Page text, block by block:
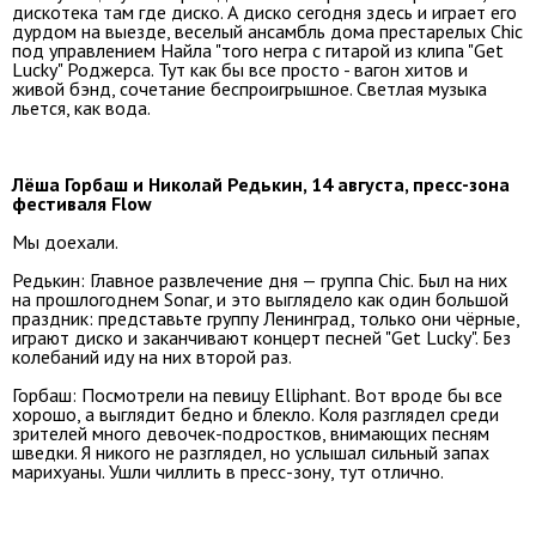
дискотека там где диско. А диско сегодня здесь и играет его
дурдом на выезде, веселый ансамбль дома престарелых Chic
под управлением Найла "того негра с гитарой из клипа "Get
Lucky" Роджерса. Тут как бы все просто - вагон хитов и
живой бэнд, сочетание беспроигрышное. Светлая музыка
льется, как вода.
Лёша Горбаш и Николай Редькин, 14 августа, пресс-зона
фестиваля Flow
Мы доехали.
Редькин: Главное развлечение дня — группа Chic. Был на них
на прошлогоднем Sonar, и это выглядело как один большой
праздник: представьте группу Ленинград, только они чёрные,
играют диско и заканчивают концерт песней "Get Lucky". Без
колебаний иду на них второй раз.
Горбаш: Посмотрели на певицу Elliphant. Вот вроде бы все
хорошо, а выглядит бедно и блекло. Коля разглядел среди
зрителей много девочек-подростков, внимающих песням
шведки. Я никого не разглядел, но услышал сильный запах
марихуаны. Ушли чиллить в пресс-зону, тут отлично.